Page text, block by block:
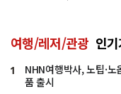
여행/레저/관광 인
1
NHN여행박사, 노팁·노
품 출시